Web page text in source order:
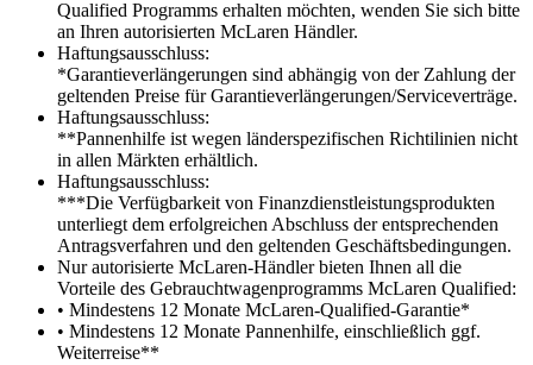
Qualified Programms erhalten möchten, wenden Sie sich bitte
an Ihren autorisierten McLaren Händler.
Haftungsausschluss:
*Garantieverlängerungen sind abhängig von der Zahlung der
geltenden Preise für Garantieverlängerungen/Serviceverträge.
Haftungsausschluss:
**Pannenhilfe ist wegen länderspezifischen Richtilinien nicht
in allen Märkten erhältlich.
Haftungsausschluss:
***Die Verfügbarkeit von Finanzdienstleistungsprodukten
unterliegt dem erfolgreichen Abschluss der entsprechenden
Antragsverfahren und den geltenden Geschäftsbedingungen.
Nur autorisierte McLaren-Händler bieten Ihnen all die
Vorteile des Gebrauchtwagenprogramms McLaren Qualified:
• Mindestens 12 Monate McLaren-Qualified-Garantie*
• Mindestens 12 Monate Pannenhilfe, einschließlich ggf.
Weiterreise**